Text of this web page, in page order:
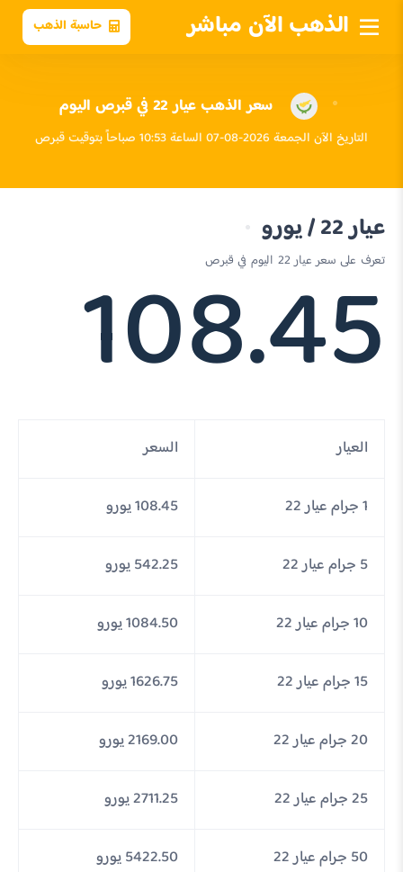
الذهب الآن مباشر حاسبة الذهب
سعر الذهب عيار 22 في قبرص اليوم
التاريخ الآن الجمعة 2026-08-07 الساعة 10:53 صباحاً بتوقيت قبرص
عيار 22 / يورو
تعرف على سعر عيار 22 اليوم في قبرص
108.45
العيار السعر
1 جرام عيار 22 108.45 يورو
5 جرام عيار 22 542.25 يورو
10 جرام عيار 22 1084.50 يورو
15 جرام عيار 22 1626.75 يورو
20 جرام عيار 22 2169.00 يورو
25 جرام عيار 22 2711.25 يورو
50 جرام عيار 22 5422.50 يورو